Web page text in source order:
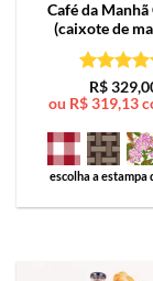
Café da Manhã
(caixote de
de 5
R$
ou R$319,13
escolha a estampa